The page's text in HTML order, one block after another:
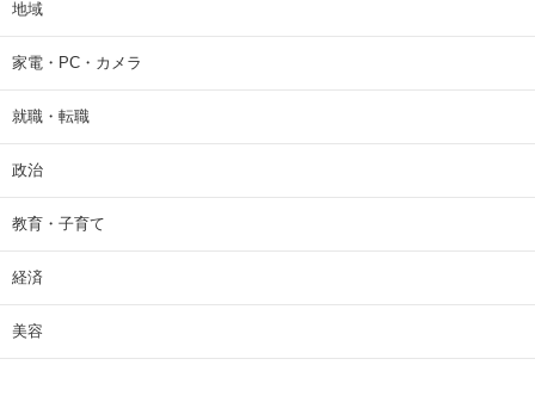
地域
家電・PC・カメラ
就職・転職
政治
教育・子育て
経済
美容